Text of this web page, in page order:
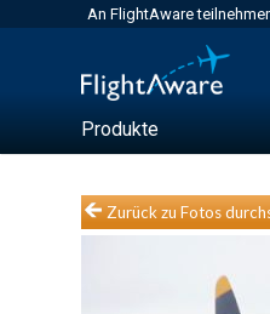
An FlightAware
Produkte
Zurück zu Fotos